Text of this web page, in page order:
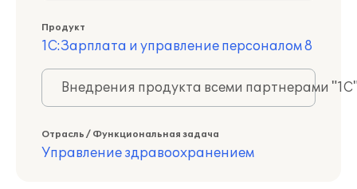
Продукт
1С:Зарплата и управление персоналом 8
Внедрения продукта всеми партнерами
Отрасль / Функциональная задача
Управление здравоохранением